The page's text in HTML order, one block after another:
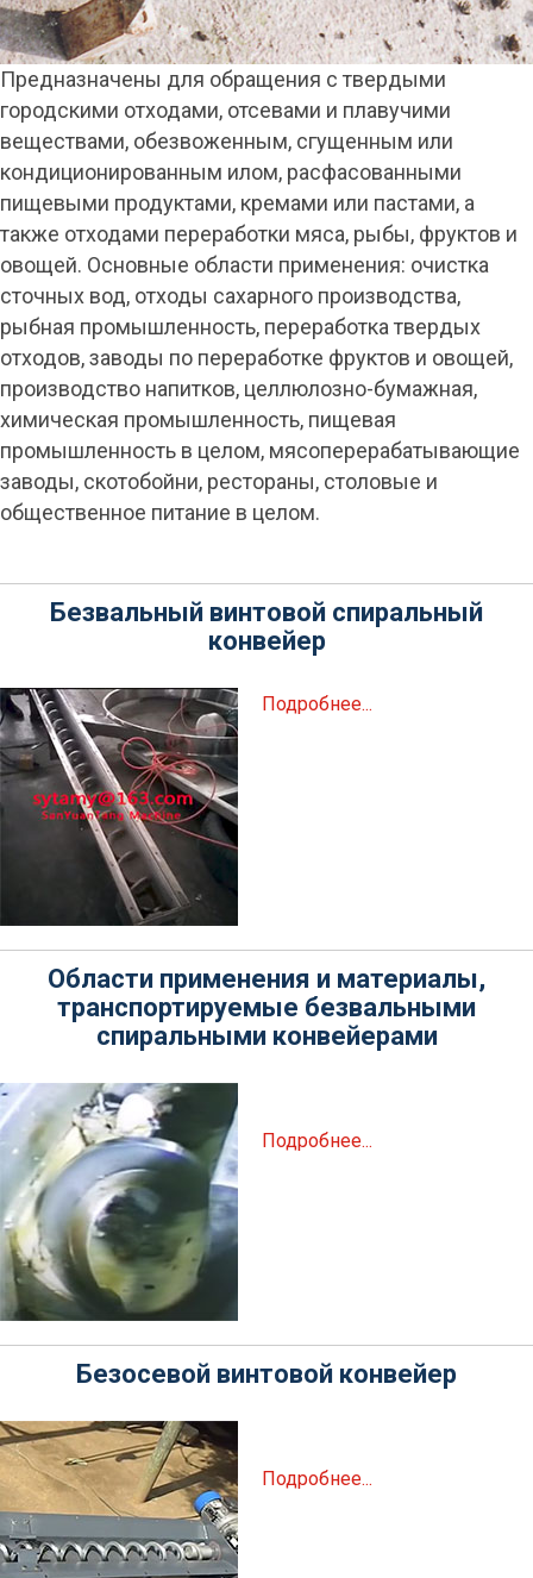
Предназначены для обращения с твердыми
городскими отходами, отсевами и плавучими
веществами, обезвоженным, сгущенным или
кондиционированным илом, расфасованными
пищевыми продуктами, кремами или пастами, а
также отходами переработки мяса, рыбы, фруктов и
овощей. Основные области применения: очистка
сточных вод, отходы сахарного производства,
рыбная промышленность, переработка твердых
отходов, заводы по переработке фруктов и овощей,
производство напитков, целлюлозно-бумажная,
химическая промышленность, пищевая
промышленность в целом, мясоперерабатывающие
заводы, скотобойни, рестораны, столовые и
общественное питание в целом.
Безвальный винтовой спиральный
конвейер
Подробнее...
Области применения и материалы,
транспортируемые безвальными
спиральными конвейерами
Подробнее...
Безосевой винтовой конвейер
Подробнее...